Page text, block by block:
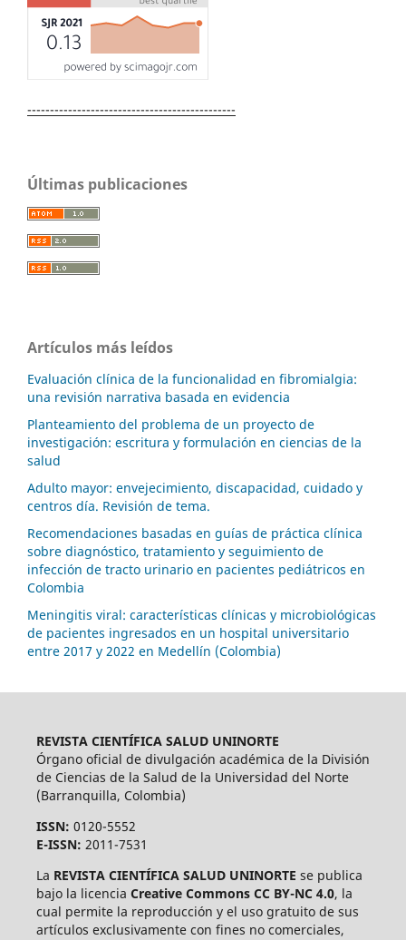
----------------------------------------------
Últimas publicaciones
Artículos más leídos
Evaluación clínica de la funcionalidad en fibromialgia:
una revisión narrativa basada en evidencia
Planteamiento del problema de un proyecto de
investigación: escritura y formulación en ciencias de la
salud
Adulto mayor: envejecimiento, discapacidad, cuidado y
centros día. Revisión de tema.
Recomendaciones basadas en guías de práctica clínica
sobre diagnóstico, tratamiento y seguimiento de
infección de tracto urinario en pacientes pediátricos en
Colombia
Meningitis viral: características clínicas y microbiológicas
de pacientes ingresados en un hospital universitario
entre 2017 y 2022 en Medellín (Colombia)
REVISTA CIENTÍFICA SALUD UNINORTE
Órgano oficial de divulgación académica de la División
de Ciencias de la Salud de la Universidad del Norte
(Barranquilla, Colombia)
ISSN: 0120-5552
E-ISSN: 2011-7531
La REVISTA CIENTÍFICA SALUD UNINORTE se publica
bajo la licencia Creative Commons CC BY-NC 4.0, la
cual permite la reproducción y el uso gratuito de sus
artículos exclusivamente con fines no comerciales,